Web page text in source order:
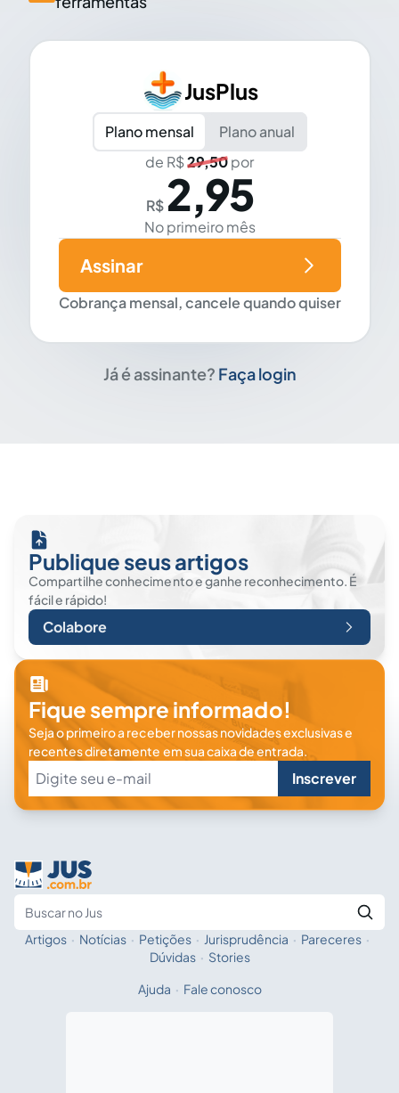
JusPlus
Plano mensal
Plano anual
de R$29,50por
R$ 2,95
No primeiro mês
Cobrança mensal, cancele quando quiser
Assinar
Já é assinante? Faça login
Publique seus artigos
Compartilhe conhecimento e ganhe reconhecimento. É
fácil e rápido!
Colabore
Fique sempre informado!
Seja o primeiro a receber nossas novidades exclusivas e
recentes diretamente em sua caixa de entrada.
Inscrever
Fale com a IA
Artigos · Notícias · Petições · Jurisprudência · Pareceres ·
Dúvidas · Stories
Ajuda · Fale conosco